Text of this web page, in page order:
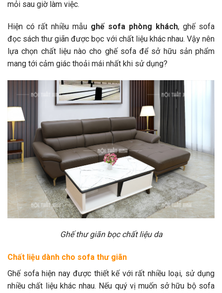
mỏi sau giờ làm việc.
Hiện có rất nhiều mẫu ghế sofa phòng khách, ghế sofa
đọc sách thư giãn được bọc với chất liệu khác nhau. Vậy nên
lựa chọn chất liệu nào cho ghế sofa để sở hữu sản phẩm
mang tới cảm giác thoải mái nhất khi sử dụng?
Ghế thư giãn bọc chất liệu da
Chất liệu dành cho sofa thư giãn
Ghế sofa hiện nay được thiết kế với rất nhiều loại, sử dụng
nhiều chất liệu khác nhau. Nếu quý vị muốn sở hữu bộ sofa